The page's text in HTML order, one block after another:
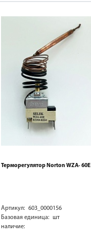
Терморегулятор Norton WZA- 60E
Артикул: 603_0000156
Базовая единица: шт
наличие: